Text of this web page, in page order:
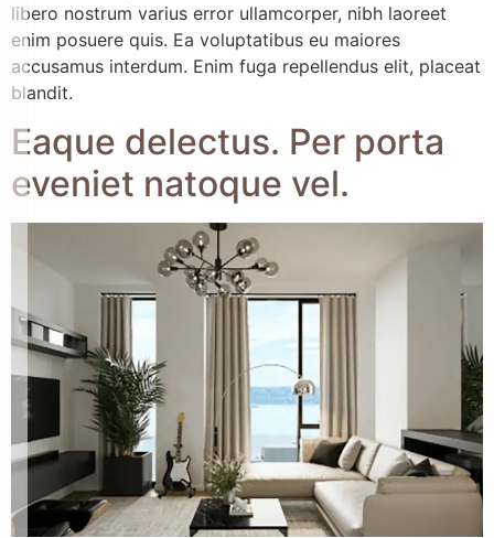
libero nostrum varius error ullamcorper, nibh laoreet
enim posuere quis. Ea voluptatibus eu maiores
accusamus interdum. Enim fuga repellendus elit, placeat
blandit.
Eaque delectus. Per porta
eveniet natoque vel.